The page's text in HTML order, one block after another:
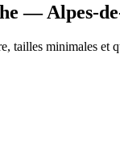
— Alpes-
tailles minimales et